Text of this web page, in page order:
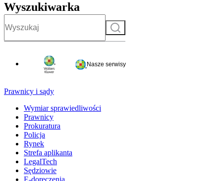
Wyszukiwarka
Szukaj
Nasze serwisy
Prawnicy i sądy
Wymiar sprawiedliwości
Prawnicy
Prokuratura
Policja
Rynek
Strefa aplikanta
LegalTech
Sędziowie